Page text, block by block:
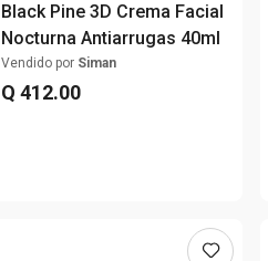
Black Pine 3D Crema Facial
Nocturna Antiarrugas 40ml
Vendido por Siman
Q 412.00